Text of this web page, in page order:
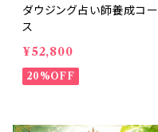
ダウジング占い師養成コー
ス
¥52,800
20%OFF